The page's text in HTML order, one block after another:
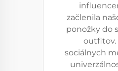
začlenila
ponožky do
outfitov.
sociálnych